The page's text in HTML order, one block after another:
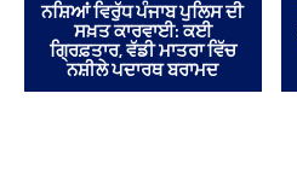
ਨਸ਼ਿਆਂ ਵਿਰੁੱਧ ਪੰਜਾਬ ਪੁਲਿਸ ਦੀ
ਸਖ਼ਤ ਕਾਰਵਾਈ: ਕਈ
ਗ੍ਰਿਫ਼ਤਾਰ, ਵੱਡੀ ਮਾਤਰਾ ਵਿੱਚ
ਨਸ਼ੀਲੇ ਪਦਾਰਥ ਬਰਾਮਦ